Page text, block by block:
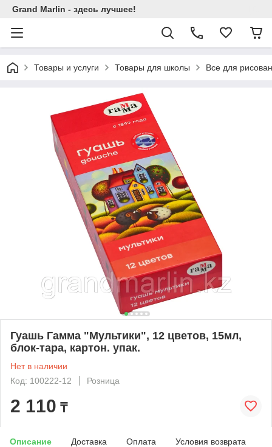
Grand Marlin - здесь лучшее!
Товары и услуги Товары для школы Все для
Гуашь Гамма "Мультики", 12 цветов, 15мл,
блок-тара, картон. упак.
Нет в наличии
Код: 100222-12
Розница
2 110 ₸
Описание Доставка Оплата Условия возврата